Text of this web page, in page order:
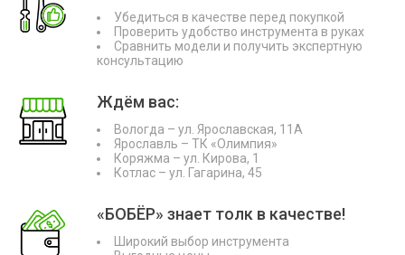
Убедиться в качестве перед покупкой
Проверить удобство инструмента в руках
Сравнить модели и получить экспертную
консультацию
Ждём вас:
Вологда – ул. Ярославская, 11А
Ярославль – ТК «Олимпия»
Коряжма – ул. Кирова, 1
Котлас – ул. Гагарина, 45
«БОБЁР» знает толк в качестве!
Широкий выбор инструмента